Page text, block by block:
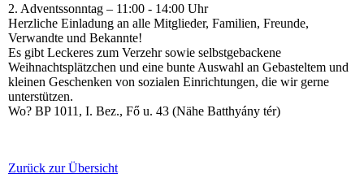
2. Adventssonntag – 11:00 - 14:00 Uhr
Herzliche Einladung an alle Mitglieder, Familien, Freunde,
Verwandte und Bekannte!
Es gibt Leckeres zum Verzehr sowie selbstgebackene
Weihnachtsplätzchen und eine bunte Auswahl an Gebasteltem und
kleinen Geschenken von sozialen Einrichtungen, die wir gerne
unterstützen.
Wo? BP 1011, I. Bez., Fő u. 43 (Nähe Batthyány tér)
Zurück zur Übersicht